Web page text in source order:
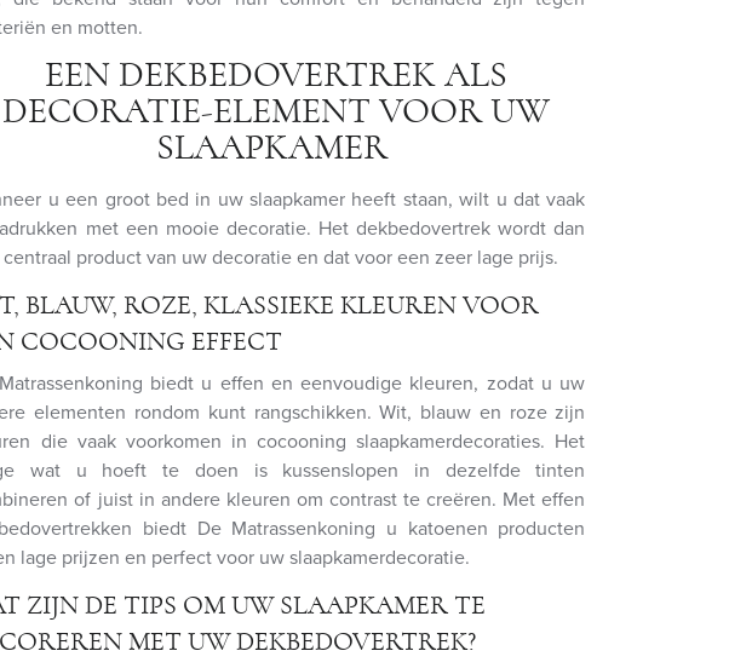
en motten.
EEN DEKBEDOVERTREK ALS
DECORATIE-ELEMENT VOOR UW
SLAAPKAMER
u een groot bed in uw slaapkamer heeft staan, wilt u dat vaak
met een mooie decoratie. Het dekbedovertrek wordt dan
product van uw decoratie en dat voor een zeer lage prijs.
BLAUW, ROZE, KLASSIEKE KLEUREN VOOR
COCOONING EFFECT
biedt u effen en eenvoudige kleuren, zodat u uw
elementen rondom kunt rangschikken. Wit, blauw en roze zijn
die vaak voorkomen in cocooning slaapkamerdecoraties. Het
wat u hoeft te doen is kussenslopen in dezelfde tinten
of juist in andere kleuren om contrast te creëren. Met effen
biedt De Matrassenkoning u katoenen producten
lage prijzen en perfect voor uw slaapkamerdecoratie.
ZIJN DE TIPS OM UW SLAAPKAMER TE
MET UW DEKBEDOVERTREK?